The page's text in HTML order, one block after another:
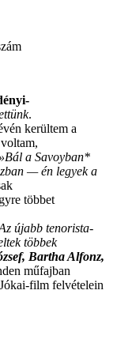
.
kerültem a
a Savoyban*
— én legyek a
többet
újabb tenorista-
többek
Bartha Alfonz,
műfajban
film felvételein